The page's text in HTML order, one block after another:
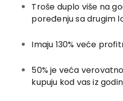
Troše duplo više na
poređenju sa drugim
Imaju 130% veće
50% je veća
kupuju kod vas iz